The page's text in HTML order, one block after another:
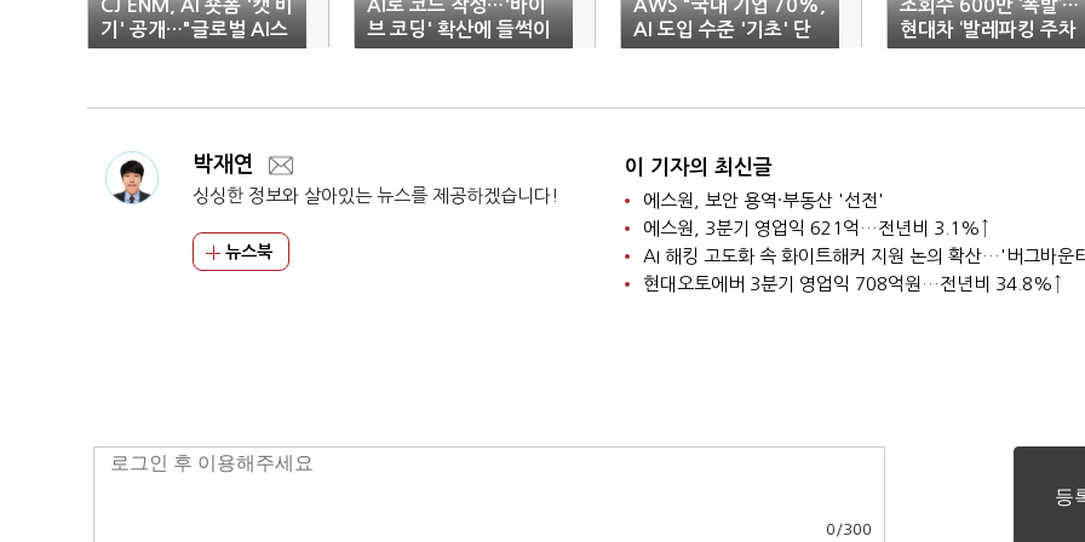
CJ ENM, AI 숏폼 '캣 비
기' 공개…"글로벌 AI스
튜디오 목표"
AI로 코드 작성…'바이
브 코딩' 확산에 들썩이
는 IT 업계
AWS "국내 기업 70%,
AI 도입 수준 '기초' 단
계"
조회수 600만 ‘폭발’…
현대차 ‘발레파킹 주차
로봇’
박재연
싱싱한 정보와 살아있는 뉴스를 제공하겠습니다!
뉴스북
이 기자의 최신글
에스원, 보안 용역·부동산 '선전'
에스원, 3분기 영업익 621억…전년비 3.1%↑
현대오토에버 3분기 영업익 708억원…전년비 34.8%↑
0 /300